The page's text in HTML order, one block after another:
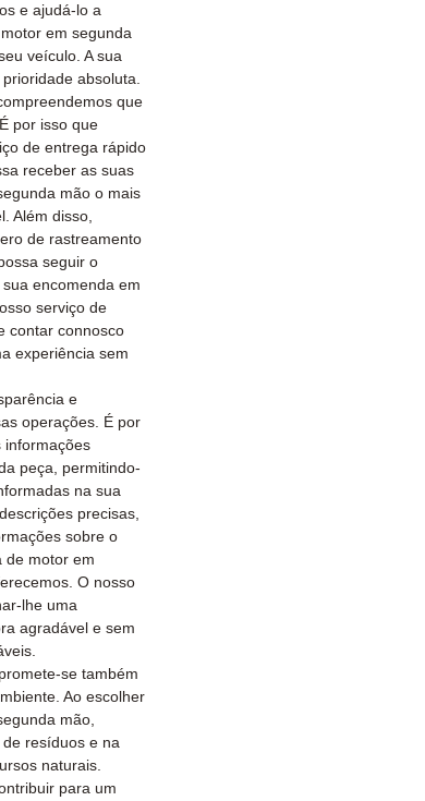
e ajudá-lo a
em segunda
veículo. A sua
absoluta.
que
por isso que
de entrega rápido
receber as suas
mão o mais
Além disso,
de rastreamento
seguir o
encomenda em
serviço de
contar connosco
experiência sem
e
operações. É por
informações
peça, permitindo-
na sua
precisas,
sobre o
de motor em
O nosso
lhe uma
agradável e sem
se também
Ao escolher
mão,
resíduos e na
naturais.
para um